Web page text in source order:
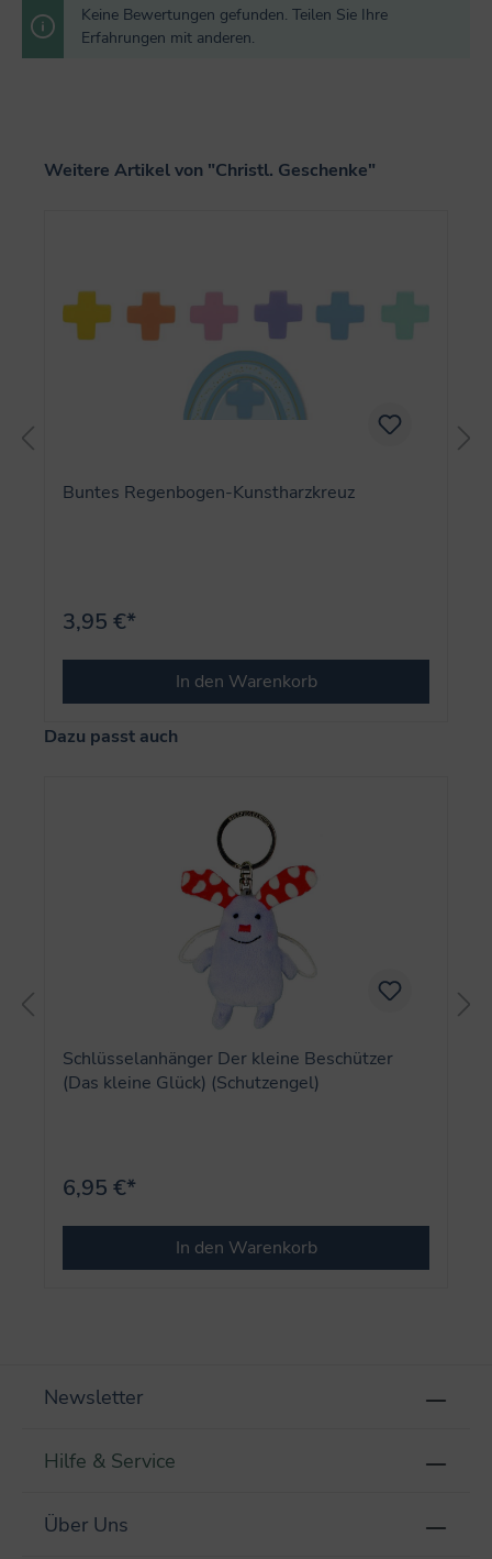
Keine Bewertungen gefunden. Teilen Sie Ihre
Erfahrungen mit anderen.
Produktgalerie überspringen
Weitere Artikel von "Christl. Geschenke"
Buntes Regenbogen-Kunstharzkreuz
3,95 €*
In den Warenkorb
Produktgalerie überspringen
Dazu passt auch
Schlüsselanhänger Der kleine Beschützer
(Das kleine Glück) (Schutzengel)
6,95 €*
In den Warenkorb
Newsletter
Hilfe & Service
Über Uns